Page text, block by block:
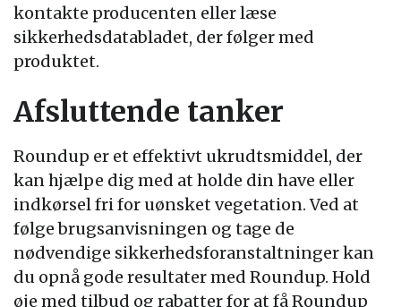
kontakte producenten eller læse
sikkerhedsdatabladet, der følger med
produktet.
Afsluttende tanker
Roundup er et effektivt ukrudtsmiddel, der
kan hjælpe dig med at holde din have eller
indkørsel fri for uønsket vegetation. Ved at
følge brugsanvisningen og tage de
nødvendige sikkerhedsforanstaltninger kan
du opnå gode resultater med Roundup. Hold
øje med tilbud og rabatter for at få Roundup